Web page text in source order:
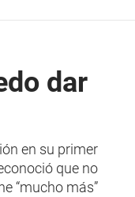
dar
en su primer
que no
“mucho más”